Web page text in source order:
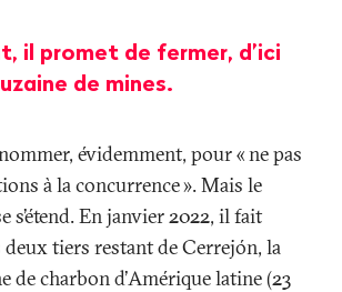
il promet de fermer, d’ici
de mines.
évidemment, pour «ne pas
à la concurrence». Mais le
s’étend. En janvier 2022, il fait
deux tiers restant de Cerrejón, la
de charbon d’Amérique latine (23